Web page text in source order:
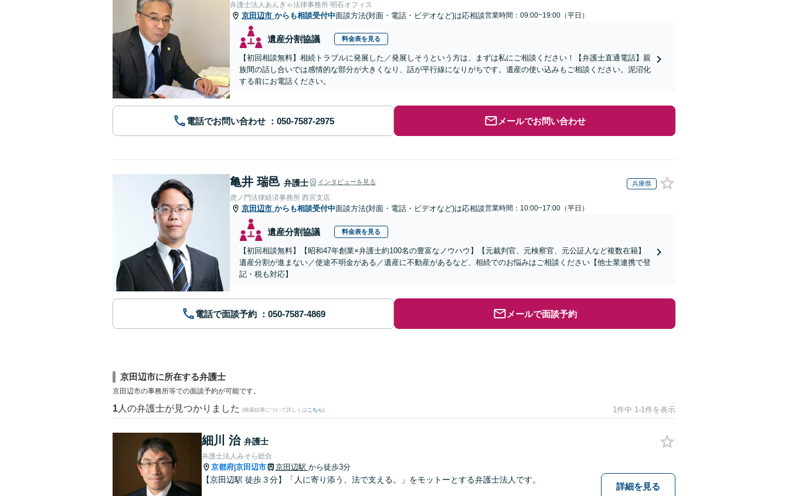
弁護士法人あんぎゃ法律事務所 明石オフィス
京田辺市 からも相談受付中面談方法(対面・電話・ビデオなど)は応相談営業時間：09:00~19:00（平日）
遺産分割協議 料金表を見る
【初回相談無料】相続トラブルに発展した／発展しそうという方は、まずは私にご相談ください！【弁護士直通電話】親
族間の話し合いでは感情的な部分が大きくなり、話が平行線になりがちです。遺産の使い込みもご相談ください。泥沼化
する前にお電話ください。
電話でお問い合わせ メールでお問い合わせ
亀井 瑞邑 弁護士 インタビューを見る 兵庫県
虎ノ門法律経済事務所 西宮支店
京田辺市 からも相談受付中面談方法(対面・電話・ビデオなど)は応相談営業時間：10:00~17:00（平日）
遺産分割協議 料金表を見る
【初回相談無料】【昭和47年創業×弁護士約100名の豊富なノウハウ】【元裁判官、元検察官、元公証人など複数在籍】
遺産分割が進まない／使途不明金がある／遺産に不動産があるなど、相続でのお悩みはご相談ください【他士業連携で登
記・税も対応】
電話で面談予約 メールで面談予約
京田辺市に所在する弁護士
京田辺市の事務所等での面談予約が可能です。
1 人の弁護士が見つかりました (検索結果について詳しくは こちら) 1件中 1-1件を表示
細川 治 弁護士
弁護士法人みそら総合
京都府|京田辺市 京田辺駅 から徒歩3分
【京田辺駅 徒歩３分】「人に寄り添う、法で支える。」をモットーとする弁護士法人です。
詳細を見る